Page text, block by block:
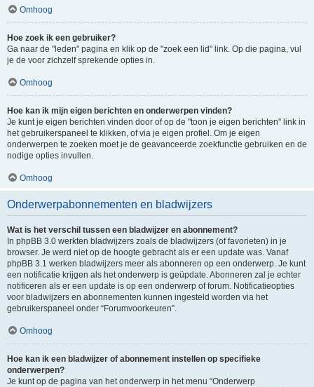
Omhoog
Hoe zoek ik een gebruiker?
Ga naar de "leden" pagina en klik op de "zoek een lid" link. Op die pagina, vul
je de voor zichzelf sprekende opties in.
Omhoog
Hoe kan ik mijn eigen berichten en onderwerpen vinden?
Je kunt je eigen berichten vinden door of op de "toon je eigen berichten" link in
het gebruikerspaneel te klikken, of via je eigen profiel. Om je eigen
onderwerpen te zoeken moet je de geavanceerde zoekfunctie gebruiken en de
nodige opties invullen.
Omhoog
Onderwerpabonnementen en bladwijzers
Wat is het verschil tussen een bladwijzer en abonnement?
In phpBB 3.0 werkten bladwijzers zoals de bladwijzers (of favorieten) in je
browser. Je werd niet op de hoogte gebracht als er een update was. Vanaf
phpBB 3.1 werken bladwijzers meer als abonneren op een onderwerp. Je kunt
een notificatie krijgen als het onderwerp is geüpdate. Abonneren zal je echter
notificeren als er een update is op een onderwerp of forum. Notificatieopties
voor bladwijzers en abonnementen kunnen ingesteld worden via het
gebruikerspaneel onder “Forumvoorkeuren”.
Omhoog
Hoe kan ik een bladwijzer of abonnement instellen op specifieke
onderwerpen?
Je kunt op de pagina van het onderwerp in het menu “Onderwerp